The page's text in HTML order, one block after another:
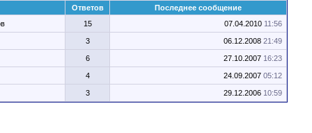
Ответов
Последнее сообщение
15 07.04.2010 11:56
3 06.12.2008 21:49
6 27.10.2007 16:23
4 24.09.2007 05:12
3 29.12.2006 10:59